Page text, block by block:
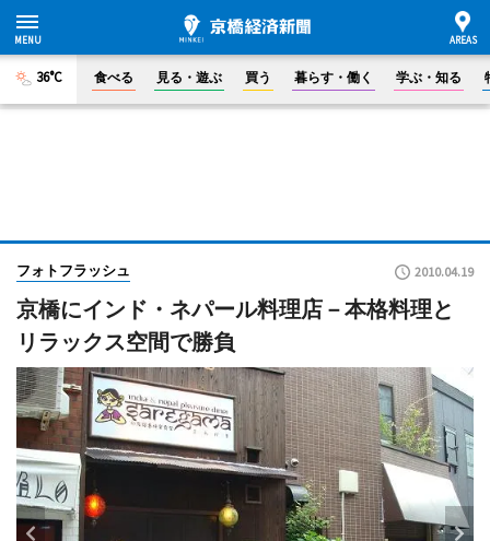
36°C 食べる 見る・遊ぶ 買う 暮らす・働く 学ぶ・知る
フォトフラッシュ 2010.04.19
京橋にインド・ネパール料理店－本格料理と
リラックス空間で勝負